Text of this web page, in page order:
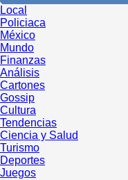
Local
Policiaca
México
Mundo
Finanzas
Análisis
Cartones
Gossip
Cultura
Tendencias
Ciencia y Salud
Turismo
Deportes
Juegos